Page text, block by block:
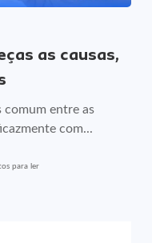
as causas,
comum entre as
com...
para ler